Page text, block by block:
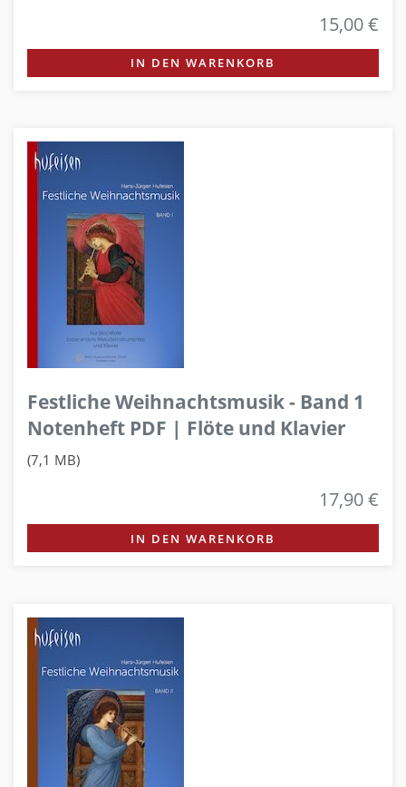
15,00 €
IN DEN WARENKORB
Festliche Weihnachtsmusik - Band 1
Notenheft PDF | Flöte und Klavier
(7,1 MB)
17,90 €
IN DEN WARENKORB